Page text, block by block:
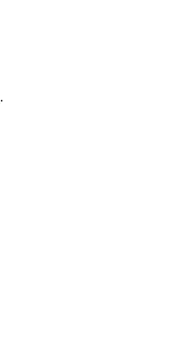
.